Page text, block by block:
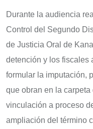
Durante la audiencia
Control del Segundo
de Justicia Oral de
detención y los fiscales
formular la imputación,
que obran en la
vinculación a proceso
ampliación del término